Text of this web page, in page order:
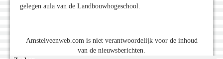
gelegen aula van de Landbouwhogeschool.
Amstelveenweb.com is niet verantwoordelijk voor de inhoud
van de nieuwsberichten.